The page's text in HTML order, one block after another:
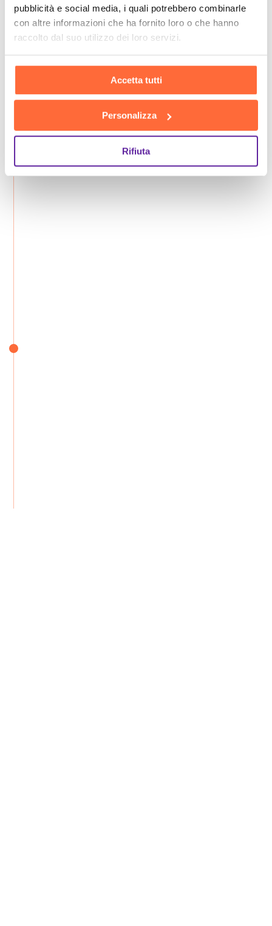
pubblicità e social media, i quali potrebbero combinarle
con altre informazioni che ha fornito loro o che hanno
raccolto dal suo utilizzo dei loro servizi.
Accetta tutti
Personalizza
Rifiuta